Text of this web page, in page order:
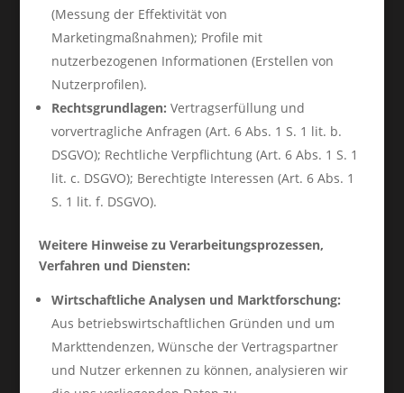
(Messung der Effektivität von
Marketingmaßnahmen); Profile mit
nutzerbezogenen Informationen (Erstellen von
Nutzerprofilen).
Rechtsgrundlagen: Vertragserfüllung und
vorvertragliche Anfragen (Art. 6 Abs. 1 S. 1 lit. b.
DSGVO); Rechtliche Verpflichtung (Art. 6 Abs. 1 S. 1
lit. c. DSGVO); Berechtigte Interessen (Art. 6 Abs. 1
S. 1 lit. f. DSGVO).
Weitere Hinweise zu Verarbeitungsprozessen,
Verfahren und Diensten:
Wirtschaftliche Analysen und Marktforschung:
Aus betriebswirtschaftlichen Gründen und um
Markttendenzen, Wünsche der Vertragspartner
und Nutzer erkennen zu können, analysieren wir